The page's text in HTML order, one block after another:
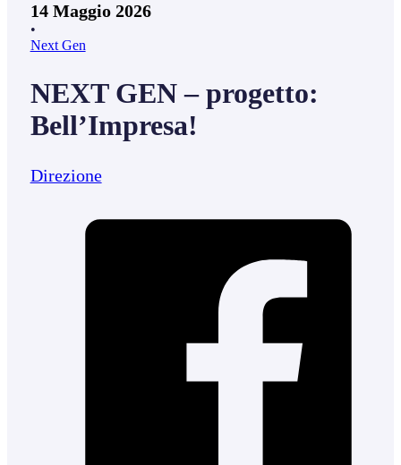
14 Maggio 2026
•
Next Gen
NEXT GEN – progetto:
Bell’Impresa!
Direzione